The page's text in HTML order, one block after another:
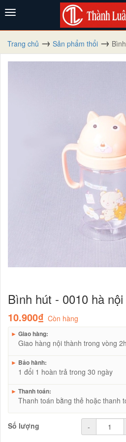
Trang chủ Sản phẩm thổi
Bình hút - 0010 hà nội
10.900₫ Còn hàng
► Giao hàng:
Giao hàng nội thành trong vòng
► Bảo hành:
1 đổi 1 hoàn trả trong 30 ngày
► Thanh toán:
Thanh toán bằng thẻ hoặc thanh
Số lượng -